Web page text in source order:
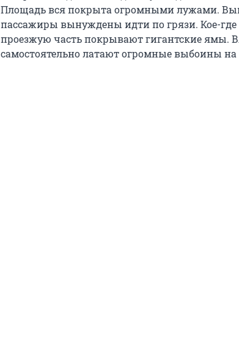
Площадь вся покрыта огромными лужами.
пассажиры вынуждены идти по грязи. Кое-
проезжую часть покрывают гигантские ямы.
самостоятельно латают огромные выбоины на